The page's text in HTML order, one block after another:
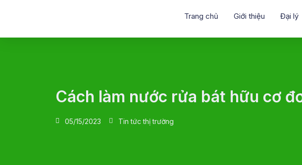
Trang chủ Giới thiệu Đại lý
Cách làm nước rửa bát hữu cơ
05/15/2023 Tin tức thị trường